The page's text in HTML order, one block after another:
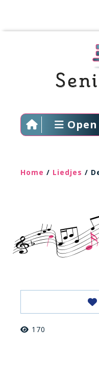
Home / Liedjes /
170